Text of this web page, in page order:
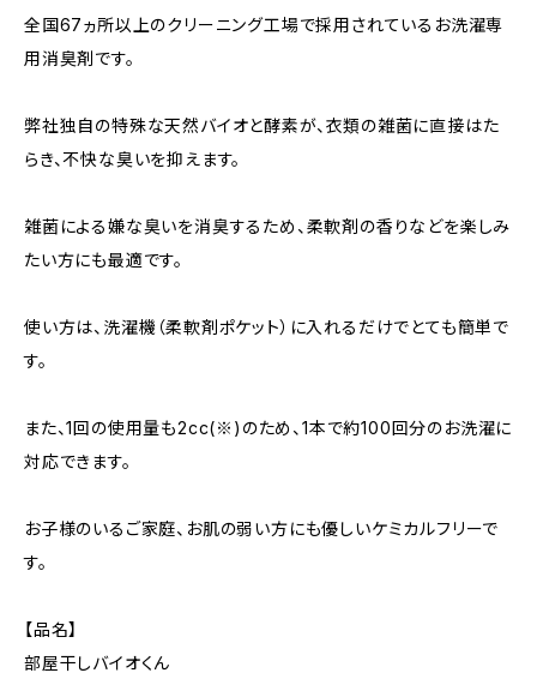
全国67ヵ所以上のクリーニング工場で採用されているお洗濯専
用消臭剤です。
弊社独自の特殊な天然バイオと酵素が、衣類の雑菌に直接はた
らき、不快な臭いを抑えます。
雑菌による嫌な臭いを消臭するため、柔軟剤の香りなどを楽しみ
たい方にも最適です。
使い方は、洗濯機（柔軟剤ポケット）に入れるだけでとても簡単で
す。
また、1回の使用量も2cc(※)のため、1本で約100回分のお洗濯に
対応できます。
お子様のいるご家庭、お肌の弱い方にも優しいケミカルフリーで
す。
【品名】
部屋干しバイオくん